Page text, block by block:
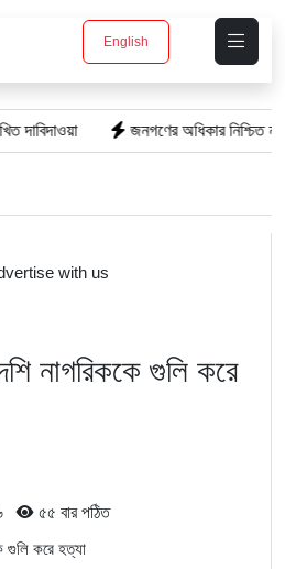
English
জনগণের অধিকার নিশ্চিত না
নাগরিককে গুলি করে
৫৫ বার পঠিত